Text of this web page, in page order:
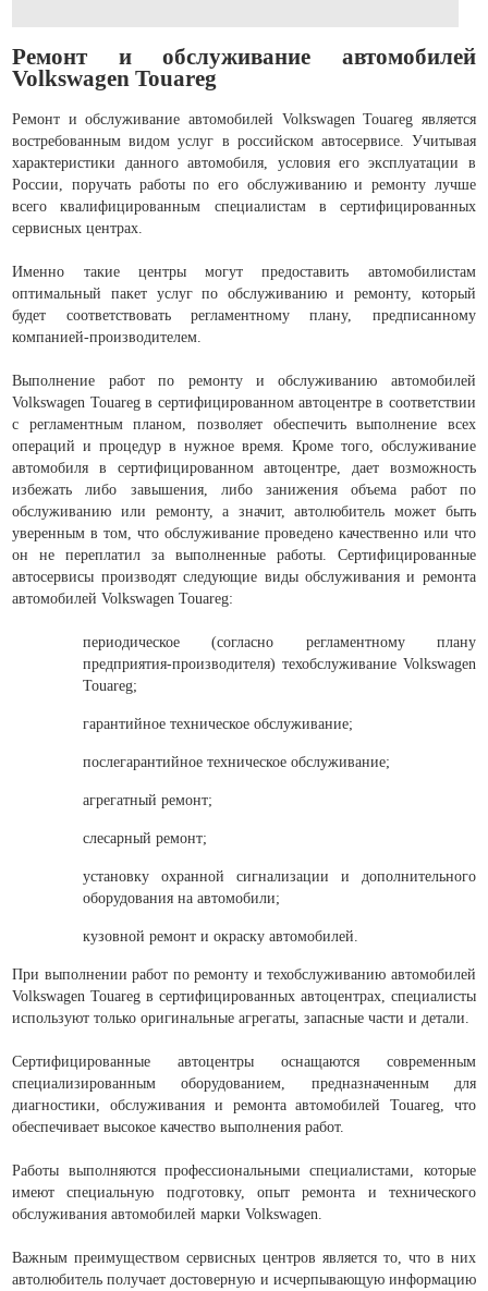
Ремонт и обслуживание автомобилей
Volkswagen Touareg
Ремонт и обслуживание автомобилей Volkswagen Touareg является
востребованным видом услуг в российском автосервисе. Учитывая
характеристики данного автомобиля, условия его эксплуатации в
России, поручать работы по его обслуживанию и ремонту лучше
всего квалифицированным специалистам в сертифицированных
сервисных центрах.
Именно такие центры могут предоставить автомобилистам
оптимальный пакет услуг по обслуживанию и ремонту, который
будет соответствовать регламентному плану, предписанному
компанией-производителем.
Выполнение работ по ремонту и обслуживанию автомобилей
Volkswagen Touareg в сертифицированном автоцентре в соответствии
с регламентным планом, позволяет обеспечить выполнение всех
операций и процедур в нужное время. Кроме того, обслуживание
автомобиля в сертифицированном автоцентре, дает возможность
избежать либо завышения, либо занижения объема работ по
обслуживанию или ремонту, а значит, автолюбитель может быть
уверенным в том, что обслуживание проведено качественно или что
он не переплатил за выполненные работы. Сертифицированные
автосервисы производят следующие виды обслуживания и ремонта
автомобилей Volkswagen Touareg:
периодическое (согласно регламентному плану
предприятия-производителя) техобслуживание Volkswagen
Touareg;
гарантийное техническое обслуживание;
послегарантийное техническое обслуживание;
агрегатный ремонт;
слесарный ремонт;
установку охранной сигнализации и дополнительного
оборудования на автомобили;
кузовной ремонт и окраску автомобилей.
При выполнении работ по ремонту и техобслуживанию автомобилей
Volkswagen Touareg в сертифицированных автоцентрах, специалисты
используют только оригинальные агрегаты, запасные части и детали.
Сертифицированные автоцентры оснащаются современным
специализированным оборудованием, предназначенным для
диагностики, обслуживания и ремонта автомобилей Touareg, что
обеспечивает высокое качество выполнения работ.
Работы выполняются профессиональными специалистами, которые
имеют специальную подготовку, опыт ремонта и технического
обслуживания автомобилей марки Volkswagen.
Важным преимуществом сервисных центров является то, что в них
автолюбитель получает достоверную и исчерпывающую информацию